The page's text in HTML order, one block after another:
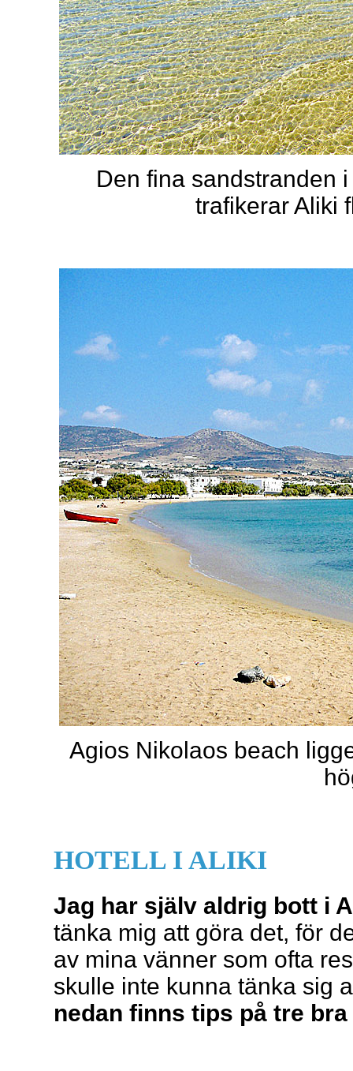
Den fina sandstranden
trafikerar Aliki
Agios Nikolaos beach
HOTELL I ALIKI
Jag har själv aldrig bott i
tänka mig att göra det, för
av mina vänner som ofta
skulle inte kunna tänka sig
nedan finns tips på tre